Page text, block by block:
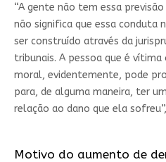
“A gente não tem essa
não significa que essa conduta
ser construído através da
tribunais. A pessoa que é
moral, evidentemente, pode
para, de alguma maneira, ter
relação ao dano que ela
Motivo do aumento de